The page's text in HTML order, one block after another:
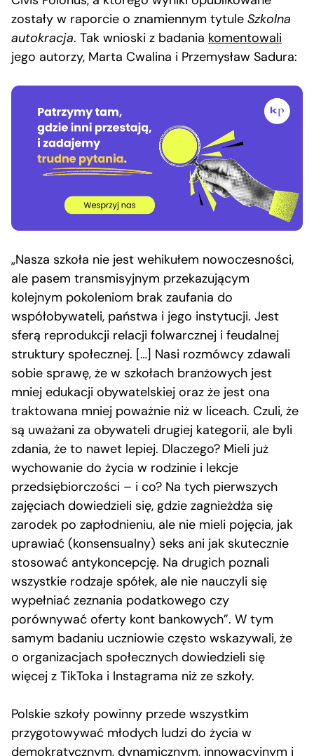
zostały w raporcie o znamiennym tytule Szkolna
autokracja. Tak wnioski z badania komentowali
jego autorzy, Marta Cwalina i Przemysław Sadura:
„Nasza szkoła nie jest wehikułem nowoczesności,
ale pasem transmisyjnym przekazującym
kolejnym pokoleniom brak zaufania do
współobywateli, państwa i jego instytucji. Jest
sferą reprodukcji relacji folwarcznej i feudalnej
struktury społecznej. […] Nasi rozmówcy zdawali
sobie sprawę, że w szkołach branżowych jest
mniej edukacji obywatelskiej oraz że jest ona
traktowana mniej poważnie niż w liceach. Czuli, że
są uważani za obywateli drugiej kategorii, ale byli
zdania, że to nawet lepiej. Dlaczego? Mieli już
wychowanie do życia w rodzinie i lekcje
przedsiębiorczości – i co? Na tych pierwszych
zajęciach dowiedzieli się, gdzie zagnieżdża się
zarodek po zapłodnieniu, ale nie mieli pojęcia, jak
uprawiać (konsensualny) seks ani jak skutecznie
stosować antykoncepcję. Na drugich poznali
wszystkie rodzaje spółek, ale nie nauczyli się
wypełniać zeznania podatkowego czy
porównywać oferty kont bankowych”. W tym
samym badaniu uczniowie często wskazywali, że
o organizacjach społecznych dowiedzieli się
więcej z TikToka i Instagrama niż ze szkoły.
Polskie szkoły powinny przede wszystkim
przygotowywać młodych ludzi do życia w
demokratycznym, dynamicznym, innowacyjnym i